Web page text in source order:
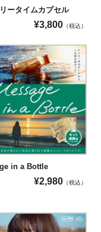
あればお楽しみい
がございます。
で、安心してご
ータイムカプセル
¥3,800 （税込）
in a Bottle
¥2,980 （税込）